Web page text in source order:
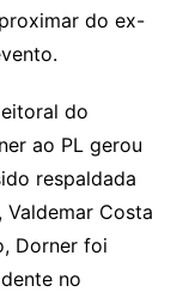
do ex-
do
ao PL gerou
respaldada
Costa
Dorner foi
no